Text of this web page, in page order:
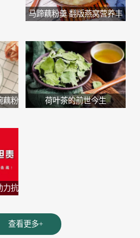
马蹄藕粉羹 翻版燕窝营养丰
藕粉
荷叶茶的前世今生
力抗
查看更多+